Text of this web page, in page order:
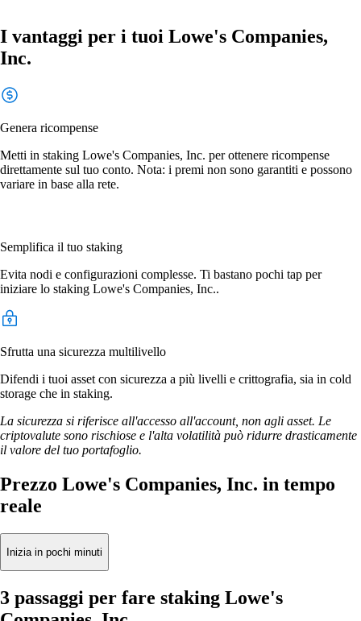
I vantaggi per i tuoi Lowe's Companies,
Inc.
Genera ricompense
Metti in staking Lowe's Companies, Inc. per ottenere ricompense
direttamente sul tuo conto. Nota: i premi non sono garantiti e possono
variare in base alla rete.
Semplifica il tuo staking
Evita nodi e configurazioni complesse. Ti bastano pochi tap per
iniziare lo staking Lowe's Companies, Inc..
Sfrutta una sicurezza multilivello
Difendi i tuoi asset con sicurezza a più livelli e crittografia, sia in cold
storage che in staking.
La sicurezza si riferisce all'accesso all'account, non agli asset. Le
criptovalute sono rischiose e l'alta volatilità può ridurre drasticamente
il valore del tuo portafoglio.
Prezzo Lowe's Companies, Inc. in tempo
reale
Inizia in pochi minuti
3 passaggi per fare staking Lowe's